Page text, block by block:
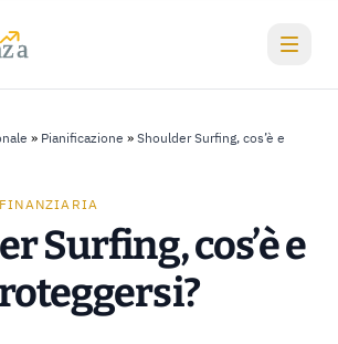
a
a
» Pianificazione » Shoulder Surfing, cos’è e
Surfing, cos’è e